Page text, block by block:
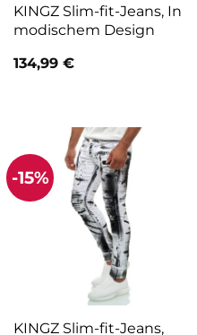
KINGZ Slim-fit-Jeans, In
modischem Design
134,99 €
-15%
KINGZ Slim-fit-Jeans,